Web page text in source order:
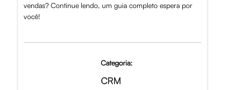
vendas? Continue lendo, um guia completo espera por
você!
Categoria:
CRM